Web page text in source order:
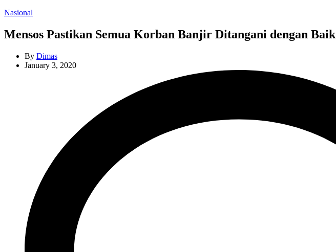
Categories
Nasional
Mensos Pastikan Semua Korban Banjir Ditangani dengan Baik
By Dimas
January 3, 2020